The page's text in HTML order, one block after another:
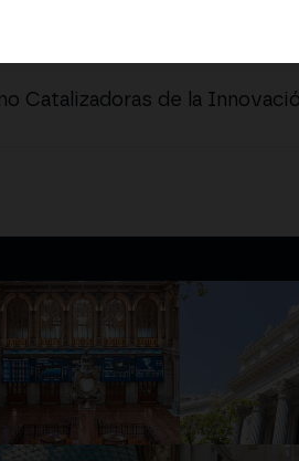
Catalizadoras de la